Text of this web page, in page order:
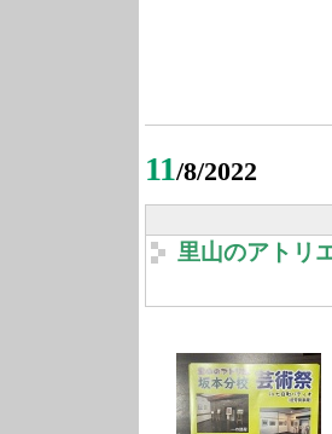
11/8/2022
里山のアトリ